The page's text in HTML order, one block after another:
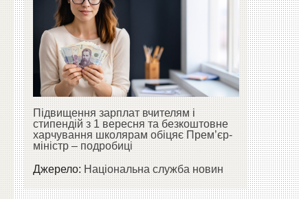
Підвищення зарплат вчителям і
стипендій з 1 вересня та безкоштовне
харчування школярам обіцяє Прем’єр-
міністр – подробиці
Джерело:Національна служба новин